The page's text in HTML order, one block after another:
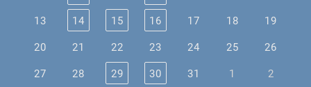
13
14 15 16 17 18
19
20
21 22 23 24 25
26
27
28 29 30 31 1 2